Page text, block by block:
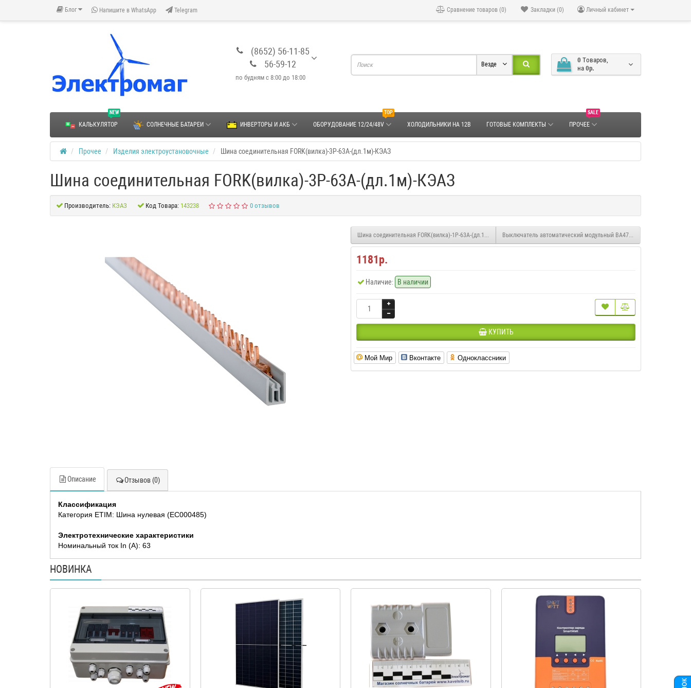
Блог Напишите в WhatsApp Telegram Личный кабинет
Закладки (0)
Сравнение товаров (0)
(8652) 56-11-85
56-59-12
по будням с 8:00 до 18:00
0 Tоваров,
на 0р.
Везде
NEW
КАЛЬКУЛЯТОР СОЛНЕЧНЫЕ БАТАРЕИ ИНВЕРТОРЫ И АКБ
TOP
ОБОРУДОВАНИЕ 12/24/48V ХОЛОДИЛЬНИКИ НА 12В ГОТОВЫЕ КОМПЛЕКТЫ
SALE
ПРОЧЕЕ
Прочее Изделия электроустановочные Шина соединительная FORK(вилка)-3Р-63А-(дл.1м)-КЭАЗ
Шина соединительная FORK(вилка)-3Р-63А-(дл.1м)-КЭАЗ
Производитель: КЭАЗ Код Товара: 143238 0 отзывов
Шина соединительная FORK(вилка)-1Р-63А-(дл.1м)-КЭАЗВыключатель автоматический модульный ВА47-29-1С25-УХЛ3-КЭАЗ
1181р.
Наличие: В наличии
КУПИТЬ
Мой Мир Вконтакте Одноклассники
Описание Отзывов (0)
Классификация
Категория ETIM: Шина нулевая (EC000485)
Электротехнические характеристики
Номинальный ток In (А): 63
НОВИНКА